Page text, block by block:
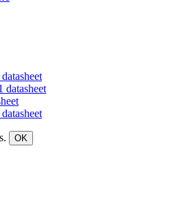
datasheet
OK